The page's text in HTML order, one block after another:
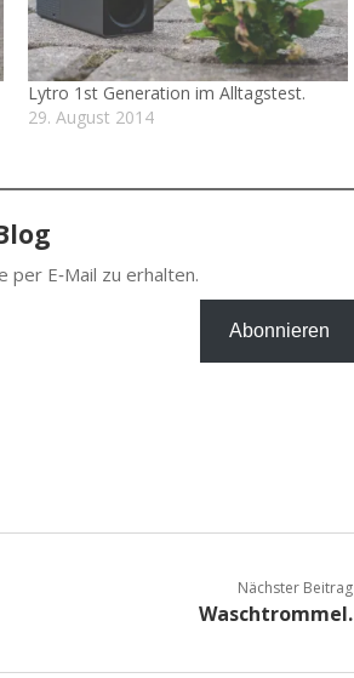
Lytro 1st Generation im Alltagstest.
29. August 2014
E‑Mail zu erhalten.
Abonnieren
Nächster Beitrag
Waschtrommel.